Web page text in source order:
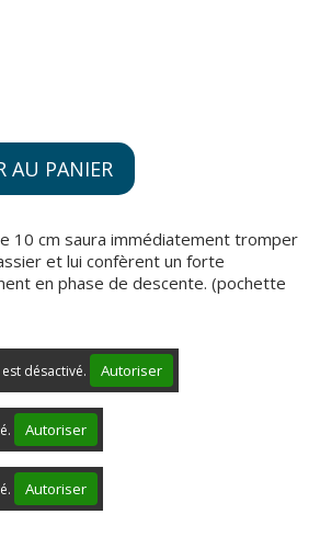
AU PANIER
10 cm saura immédiatement tromper
et lui confèrent un forte
en phase de descente. (pochette
désactivé. Autoriser
Autoriser
Autoriser